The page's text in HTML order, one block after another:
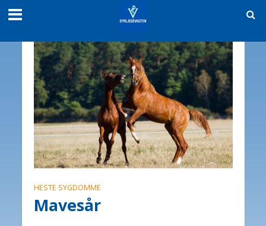
HESTE SYGDOMME
Mavesår